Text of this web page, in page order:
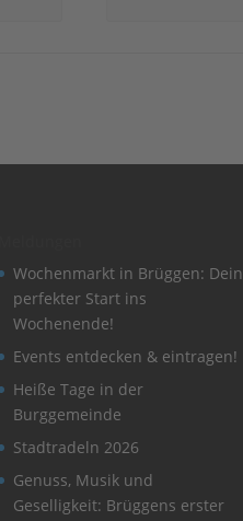
Wochenmarkt in Brüggen: Dein
perfekter Start ins
Wochenende!
Events entdecken & eintragen!
Heiße Tage in der
Burggemeinde
Stadtradeln 2026
Genuss, Musik und
Geselligkeit: Brüggens erster